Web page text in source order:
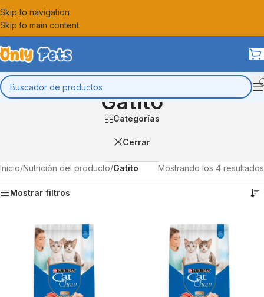
Skip to navigation
Skip to main content
Gatito
Categorías
Cerrar
Inicio/Nutrición del producto/Gatito Mostrando los 4 resultados
Mostrar filtros